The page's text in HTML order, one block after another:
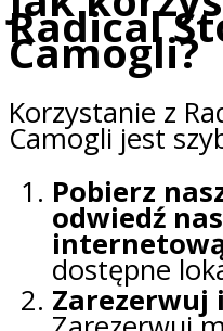
Radical
Camogli?
Korzystanie z
Camogli jest
Pobierz
odwiedź
dostępne
Zarezerwuj